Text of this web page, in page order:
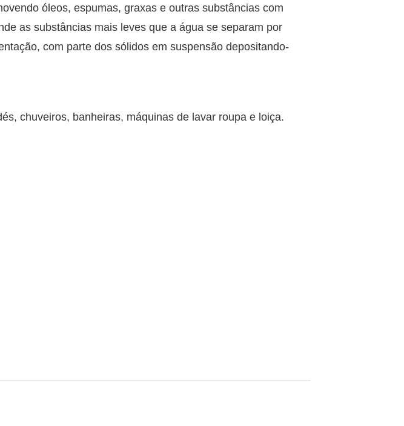
óleos, espumas, graxas e outras substâncias com
as substâncias mais leves que a água se separam por
com parte dos sólidos em suspensão depositando-
chuveiros, banheiras, máquinas de lavar roupa e loiça.